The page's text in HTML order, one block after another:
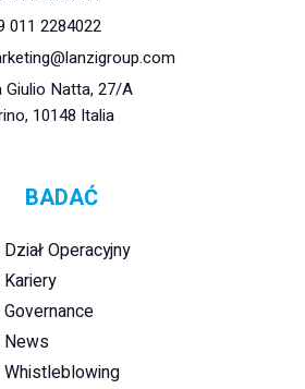
011 2284022
Giulio Natta, 27/A
10148 Italia
BADAĆ
Dział Operacyjny
Kariery
Governance
News
Whistleblowing